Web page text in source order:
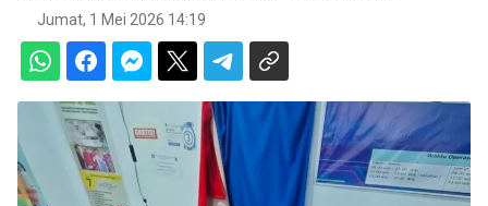
Jumat, 1 Mei 2026 14:19